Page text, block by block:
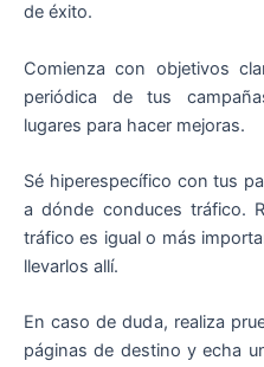
de éxito.
Comienza con objetivos
periódica de tus
lugares para hacer mejoras.
Sé hiperespecífico con tus
a dónde conduces tráfico.
tráfico es igual o más
llevarlos allí.
En caso de duda, realiza
páginas de destino y echa